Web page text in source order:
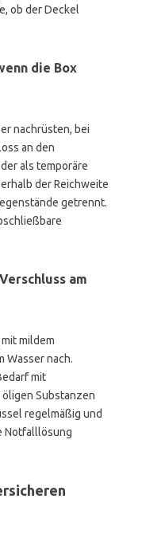
ob der Deckel
die Box
nachrüsten, bei
an den
als temporäre
der Reichweite
getrennt.
am
mildem
Wasser nach.
mit
Substanzen
regelmäßig und
Notfalllösung